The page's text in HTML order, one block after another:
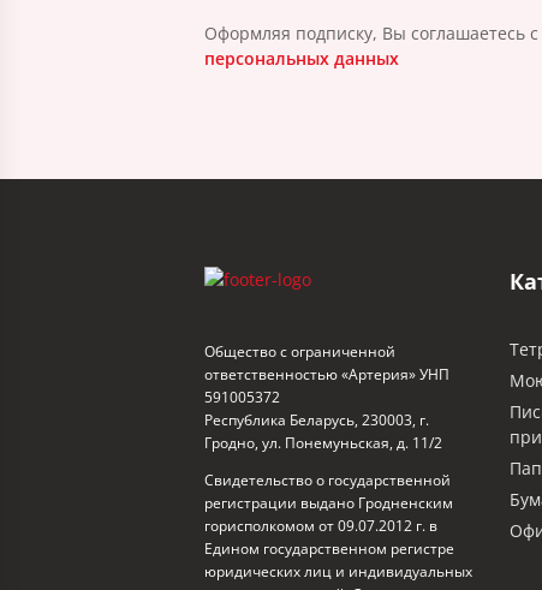
Оформляя подписку, Вы соглашаетесь
персональных данных
Общество с ограниченной
ответственностью «Артерия» УНП
591005372
Республика Беларусь, 230003, г.
Гродно, ул. Понемуньская, д. 11/2
Свидетельство о государственной
регистрации выдано Гродненским
горисполкомом от 09.07.2012 г. в
Едином государственном регистре
юридических лиц и индивидуальных